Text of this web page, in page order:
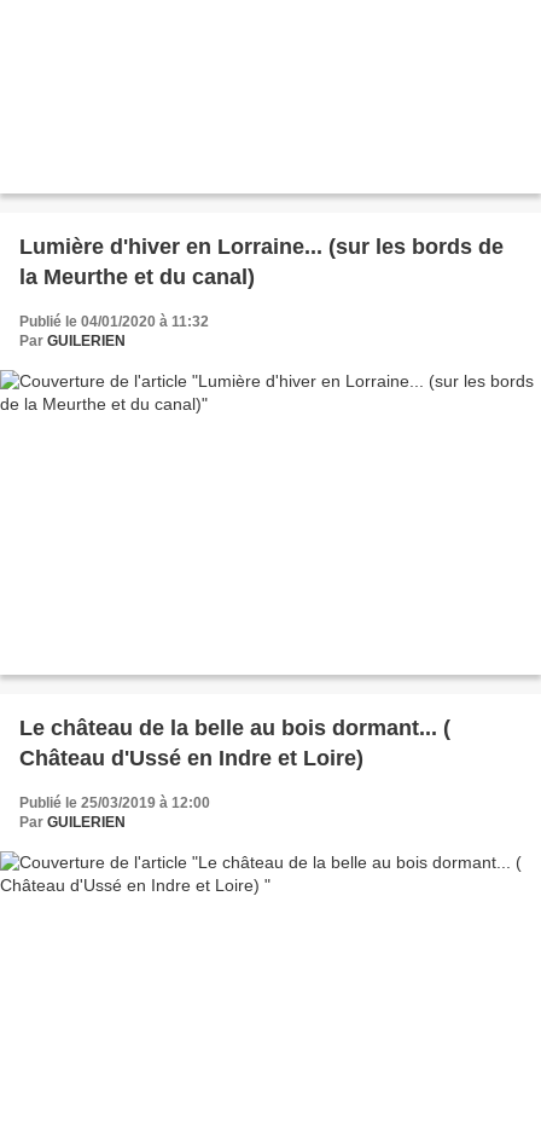
Lumière d'hiver en Lorraine... (sur les bords de
la Meurthe et du canal)
Publié le 04/01/2020 à 11:32
Par GUILERIEN
Le château de la belle au bois dormant... (
Château d'Ussé en Indre et Loire)
Publié le 25/03/2019 à 12:00
Par GUILERIEN